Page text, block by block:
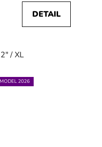
DETAIL
/ XL
MODEL 2026